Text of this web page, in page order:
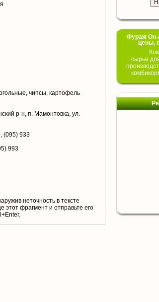
чипсы, картофель
р-н, п. Мамонтовка, ул.
(095) 933
993
неточность в тексте
этот фрагмент и отправьте его
Фураж Он-
цены,
сырье